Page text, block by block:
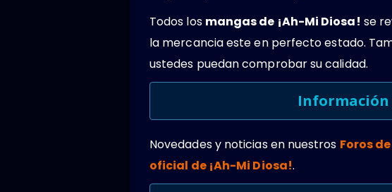
Todos los mangas de ¡Ah-Mi Diosa! se
la mercancia este en perfecto estado.
ustedes puedan comprobar su calidad.
Información
Novedades y noticias en nuestros Foros
oficial de ¡Ah-Mi Diosa!.